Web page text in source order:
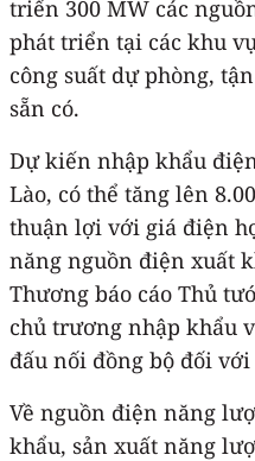
triển 300 MW các
phát triển tại các khu
công suất dự phòng,
sẵn có.
Dự kiến nhập khẩu
Lào, có thể tăng lên
thuận lợi với giá điện
năng nguồn điện xuất
Thương báo cáo Thủ
chủ trương nhập khẩu
đấu nối đồng bộ đối
Về nguồn điện năng
khẩu, sản xuất năng